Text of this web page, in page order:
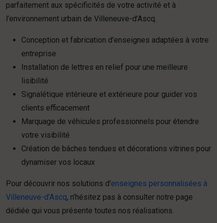
parfaitement aux spécificités de votre activité et à
l’environnement urbain de Villeneuve-d’Ascq.
Conception et fabrication d’enseignes adaptées à votre
entreprise
Installation de lettres en relief pour une meilleure
lisibilité
Signalétique intérieure et extérieure pour guider vos
clients efficacement
Marquage de véhicules professionnels pour étendre
votre visibilité
Création de bâches tendues et décorations vitrines pour
dynamiser vos locaux
Pour découvrir nos solutions d'enseignes personnalisées à
Villeneuve-d’Ascq, n’hésitez pas à consulter notre page
dédiée qui vous présente toutes nos réalisations.